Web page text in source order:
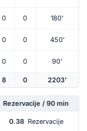
0 0 180'
0 0 450'
0 0 90'
8 0 2203'
Rezervacije / 90 min
0.38 Rezervacije